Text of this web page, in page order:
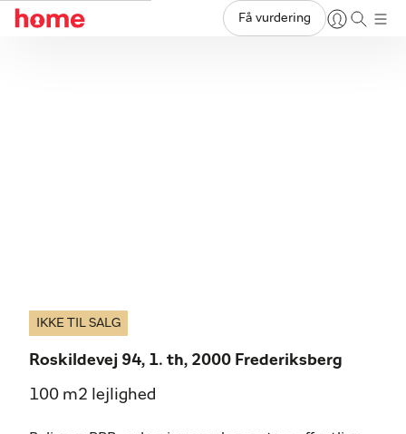
Få vurdering
IKKE TIL SALG
Roskildevej 94, 1. th, 2000 Frederiksberg
100 m2 lejlighed